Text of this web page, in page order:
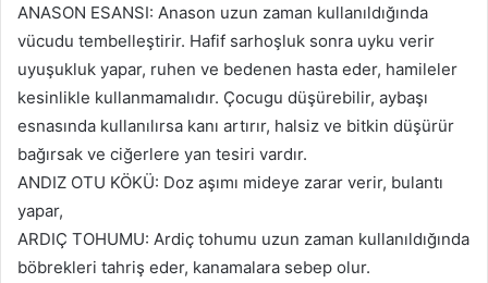
ANASON ESANSI: Anason uzun zaman kullanıldığında
vücudu tembelleştirir. Hafif sarhoşluk sonra uyku verir
uyuşukluk yapar, ruhen ve bedenen hasta eder, hamileler
kesinlikle kul­lanmamalıdır. Çocugu düşürebilir, aybaşı
esnasında kullanılırsa kanı artırır, halsiz ve bitkin düşürür
bağırsak ve ciğerlere yan tesiri vardır.
ANDIZ OTU KÖKÜ: Doz aşımı mideye zarar verir, bulantı
yapar,
ARDIÇ TOHUMU: Ardiç tohumu uzun zaman kullanıldığında
böbrekleri tahriş eder, kanamalara sebep olur.